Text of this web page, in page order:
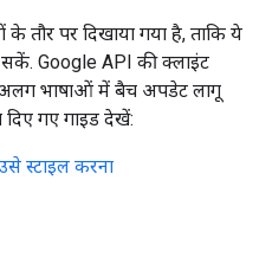
के तौर पर दिखाया गया है, ताकि ये
सकें. Google API की क्लाइंट
अलग भाषाओं में बैच अपडेट लागू
गए गाइड देखें:
स्टाइल करना